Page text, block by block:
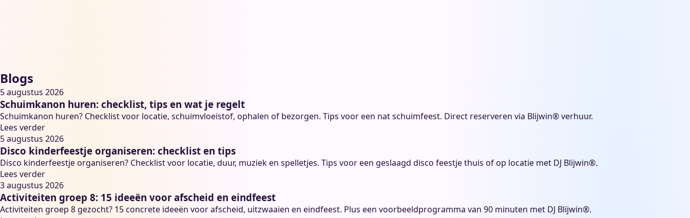
Blogs
5 augustus 2026
Schuimkanon huren: checklist, tips en wat je regelt
Schuimkanon huren? Checklist voor locatie, schuimvloeistof, ophalen of bezorgen. Tips voor een nat schuimfeest. Direct reserveren via Blijwin® verhuur.
Lees verder
5 augustus 2026
Disco kinderfeestje organiseren: checklist en tips
Disco kinderfeestje organiseren? Checklist voor locatie, duur, muziek en spelletjes. Tips voor een geslaagd disco feestje thuis of op locatie met DJ Blijwin®.
Lees verder
3 augustus 2026
Activiteiten groep 8: 15 ideeën voor afscheid en eindfeest
Activiteiten groep 8 gezocht? 15 concrete ideeën voor afscheid, uitzwaaien en eindfeest. Plus een voorbeeldprogramma van 90 minuten met DJ Blijwin®.